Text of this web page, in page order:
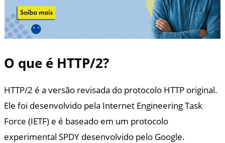
O que é HTTP/2?
HTTP/2 é a versão revisada do protocolo HTTP original.
Ele foi desenvolvido pela Internet Engineering Task
Force (IETF) e é baseado em um protocolo
experimental SPDY desenvolvido pelo Google.